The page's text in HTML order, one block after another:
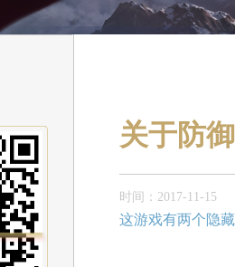
关于防
时间：2017-11-15
这游戏有两个隐